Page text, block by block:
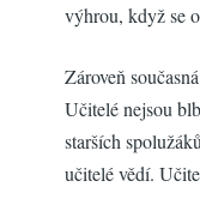
výhrou, když se
Zároveň
Učitelé nejsou
starších
učitelé vědí.